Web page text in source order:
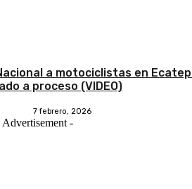
a motociclistas en
a proceso (VIDEO)
7 febrero, 2026
Advertisement -